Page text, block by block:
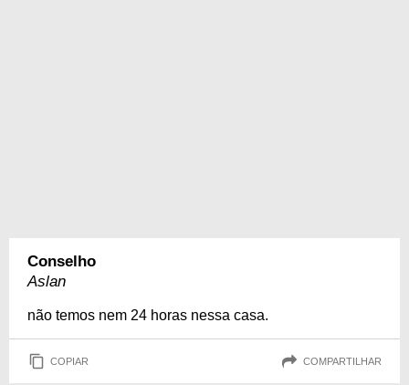
Conselho
Aslan
não temos nem 24 horas nessa casa.
COPIAR COMPARTILHAR